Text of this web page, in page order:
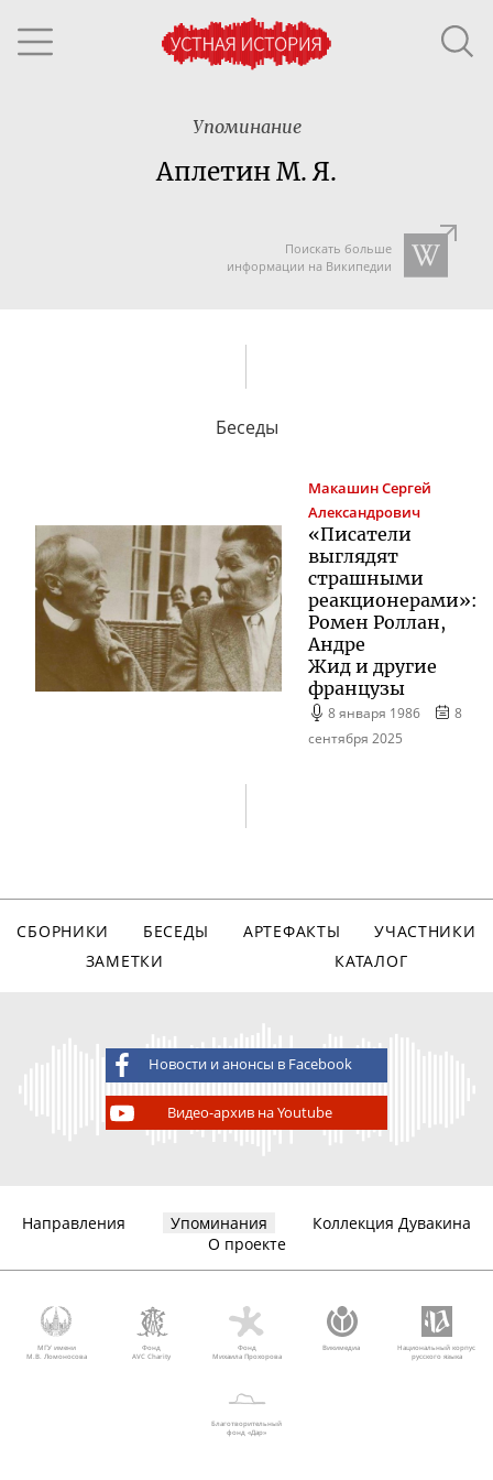
Упоминание
Аплетин М. Я.
Поискать больше
информации на Википедии
Беседы
МакашинСергей
Александрович
«Писатели
выглядят
страшными
реакционерами»:
Ромен Роллан,
Андре
Жид и другие
французы
8 января 1986
8
сентября 2025
СБОРНИКИ БЕСЕДЫ АРТЕФАКТЫ
УЧАСТНИКИ
ЗАМЕТКИ
КАТАЛОГ
Новости и анонсы в Facebook
Видео-архив на Youtube
Направления Упоминания
Коллекция Дувакина
О проекте
МГУ имени
М.В. Ломоносова
Фонд
AVC Charity
Фонд
Михаила Прохорова
Викимедиа
Национальный корпус
русского языка
Благотворительный
фонд «Дар»